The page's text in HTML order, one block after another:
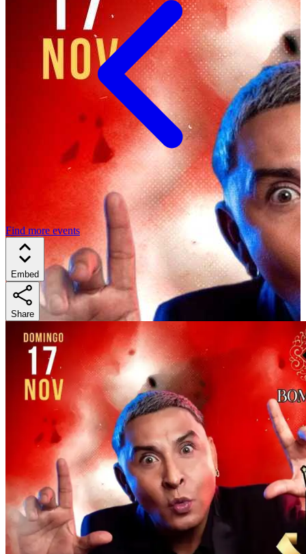
Find more events
Embed
Share